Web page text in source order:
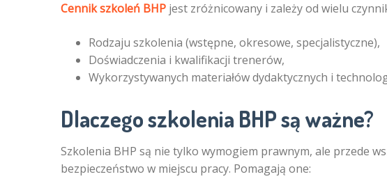
Cennik szkoleń BHP jest zróżnicowany i zależy od wielu
Rodzaju szkolenia (wstępne, okresowe, specjalistyczne),
Doświadczenia i kwalifikacji trenerów,
Wykorzystywanych materiałów dydaktycznych i
Dlaczego szkolenia BHP są ważne?
Szkolenia BHP są nie tylko wymogiem prawnym, ale przede
bezpieczeństwo w miejscu pracy. Pomagają one: